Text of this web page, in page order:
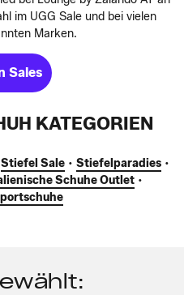
im UGG Sale und bei vielen
Marken.
Sales
KATEGORIEN
Stiefel Sale• Stiefelparadies•
Schuhe Outlet•